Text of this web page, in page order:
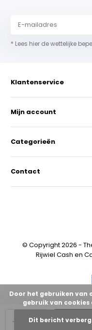
+
-
* Lees hier de wettelijke
Klantenservice
Mijn account
Categorieën
Contact
© Copyright 2026 -
Rijwiel Cash en
Door het gebruiken van
gebruik van cookies
Dit bericht